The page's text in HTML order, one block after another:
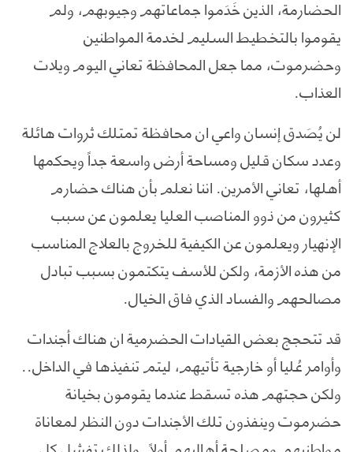
الحضارمة، الذين خَدَموا جماعاتهم وجيوبهم، ولم
يقوموا بالتخطيط السليم لخدمة المواطنين
وحضرموت، مما جعل المحافظة تعاني اليوم ويلات
العذاب.
لن يُصَدق إنسان واعي ان محافظة تمتلك ثروات هائلة
وعدد سكان قليل ومساحة أرض واسعة جداً ويحكمها
أهلها، تعاني الأمرين. اننا نعلم بأن هناك حضارم
كثيرون من ذوو المناصب العليا يعلمون عن سبب
الإنهيار ويعلمون عن الكيفية للخروج بالعلاج المناسب
من هذه الأزمة، ولكن للأسف يتكتمون بسبب تبادل
مصالحهم والفساد الذي فاق الخيال.
قد تتحجج بعض القيادات الحضرمية ان هناك أجندات
وأوامر عُليا أو خارجية تأتيهم، ليتم تنفيذها في الداخل..
ولكن حجتهم هذه تسقط عندما يقومون بخيانة
حضرموت وينفذون تلك الأجندات دون النظر لمعاناة